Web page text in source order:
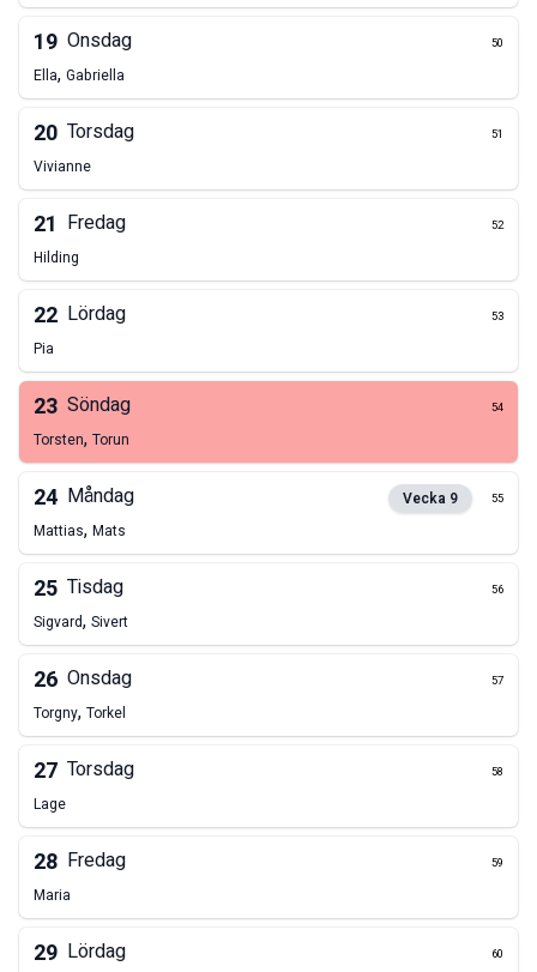
19 Onsdag 50
Ella, Gabriella
20 Torsdag 51
Vivianne
21 Fredag 52
Hilding
22 Lördag 53
Pia
23 Söndag 54
Torsten, Torun
24 Måndag Vecka 9 55
Mattias, Mats
25 Tisdag 56
Sigvard, Sivert
26 Onsdag 57
Torgny, Torkel
27 Torsdag 58
Lage
28 Fredag 59
Maria
29 Lördag 60